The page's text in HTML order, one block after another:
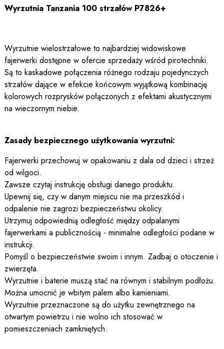
Wyrzutnia Tanzania 100 strzałów P7826+
Wyrzutnie wielostrzałowe to najbardziej widowiskowe
fajerwerki dostępne w ofercie sprzedaży wśród pirotechniki.
Są to kaskadowe połączenia różnego rodzaju pojedynczych
strzałów dające w efekcie końcowym wyjątkową kombinację
kolorowych rozprysków połączonych z efektami akustycznymi
na wieczornym niebie.
Zasady bezpiecznego użytkowania wyrzutni:
Fajerwerki przechowuj w opakowaniu z dala od dzieci i strzeż
od wilgoci.
Zawsze czytaj instrukcję obsługi danego produktu.
Upewnij się, czy w danym miejscu nie ma przeszkód i
odpalenie nie zagrozi bezpieczeństwu okolicy.
Utrzymuj odpowiednią odległość między odpalanymi
fajerwerkami a publicznością - minimalne odległości podane w
instrukcji.
Pomyśl o bezpieczeństwie swoim i innym. Zadbaj o otoczenie i
zwierzęta.
Wyrzutnie i baterie muszą stać na równym i stabilnym podłożu.
Można umocnić je wbitym palem albo kamieniami.
Wyrzutnie przeznaczone są do użytku zewnętrznego na
otwartym powietrzu i nie wolno ich stosować w
pomieszczeniach zamkniętych.